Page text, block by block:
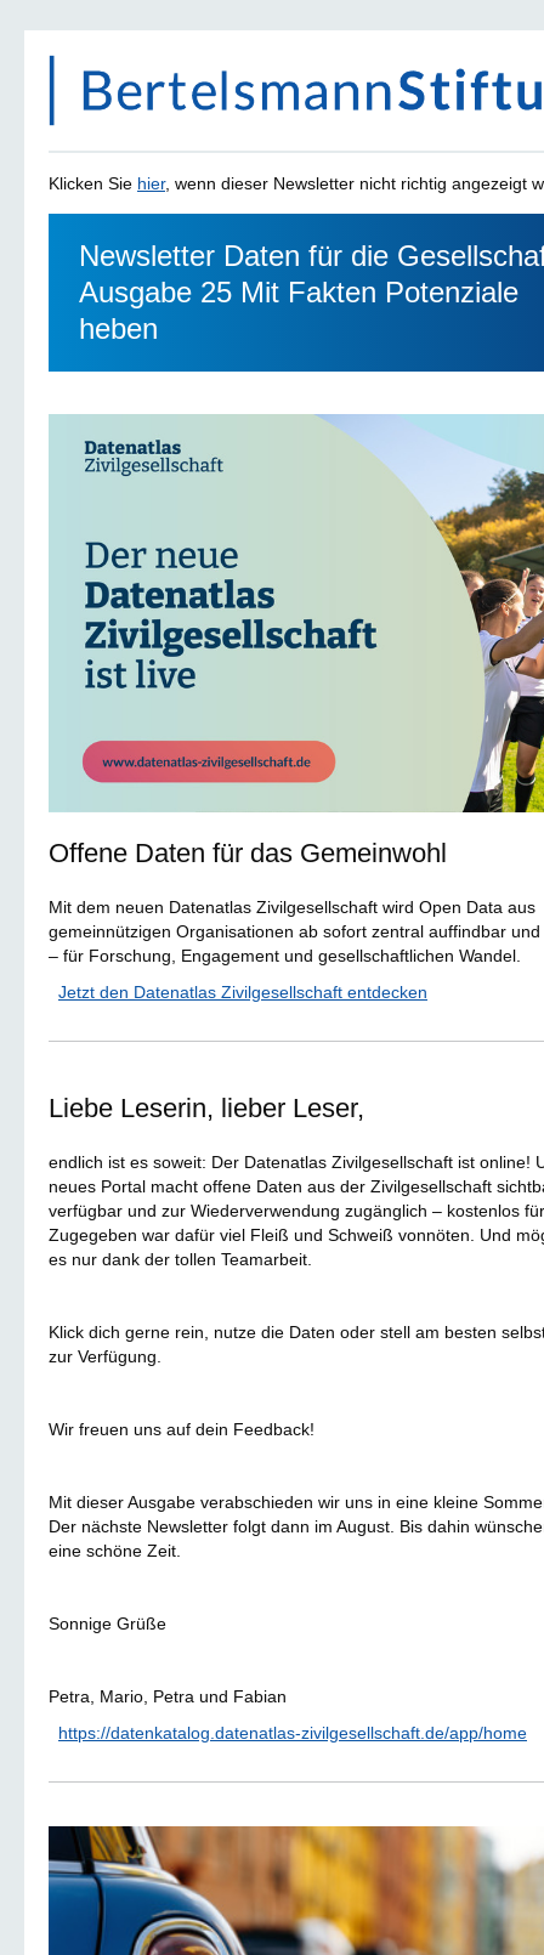
Klicken Sie hier, wenn dieser Newsletter nicht richtig angezeigt
Newsletter Daten für die
Ausgabe 25 Mit Fakten Potenziale
heben
Offene Daten für das Gemeinwohl
Mit dem neuen Datenatlas Zivilgesellschaft wird Open Data aus
gemeinnützigen Organisationen ab sofort zentral auffindbar
– für Forschung, Engagement und gesellschaftlichen Wandel.
Jetzt den Datenatlas Zivilgesellschaft entdecken
Liebe Leserin, lieber Leser,
endlich ist es soweit: Der Datenatlas Zivilgesellschaft ist online!
neues Portal macht offene Daten aus der Zivilgesellschaft
verfügbar und zur Wiederverwendung zugänglich – kostenlos
Zugegeben war dafür viel Fleiß und Schweiß vonnöten. Und
es nur dank der tollen Teamarbeit.
Klick dich gerne rein, nutze die Daten oder stell am besten
zur Verfügung.
Wir freuen uns auf dein Feedback!
Mit dieser Ausgabe verabschieden wir uns in eine kleine
Der nächste Newsletter folgt dann im August. Bis dahin
eine schöne Zeit.
Sonnige Grüße
Petra, Mario, Petra und Fabian
https://datenkatalog.datenatlas-zivilgesellschaft.de/app/home